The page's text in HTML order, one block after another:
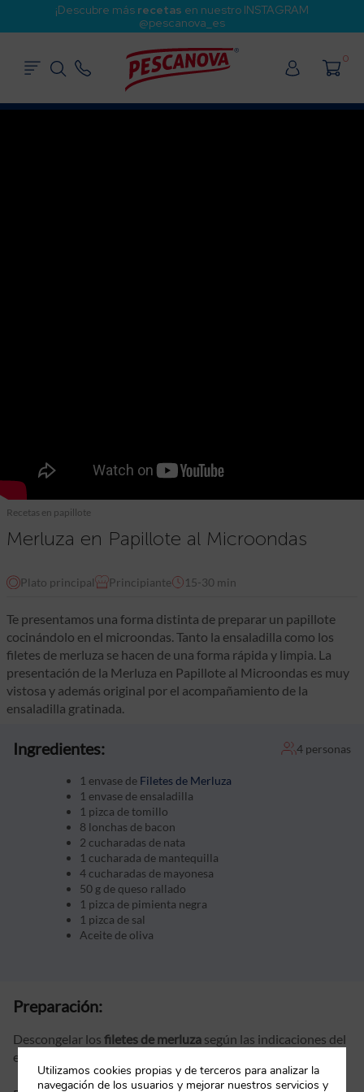
¡Descubre más recetas en nuestro INSTAGRAM
@pescanova_es
0
Recetas en papillote
Merluza en Papillote al Microondas
Plato principal Principiante 15-30 min
Te presentamos una forma distinta de preparar un papillote
cocinándolo en el microondas. Tanto la ensaladilla como los
filetes de merluza se hacen de una forma rápida y limpia. La
presentación de la Merluza en Papillote al Microondas es muy
vistosa y además original por el acompañamiento de la
ensaladilla gratinada.
Ingredientes: 4 personas
1 envase de Filetes de Merluza
1 envase de ensaladilla
1 pizca de tomillo
8 lonchas de bacon
2 cucharadas de nata
1 cucharada de mantequilla
4 cucharadas de mayonesa
50 g de queso rallado
1 pizca de pimienta negra
1 pizca de sal
Aceite de oliva
Preparación:
Descongelar los filetes de merluza según las indicaciones del
envase.
Utilizamos cookies propias y de terceros para analizar la
navegación de los usuarios y mejorar nuestros servicios y